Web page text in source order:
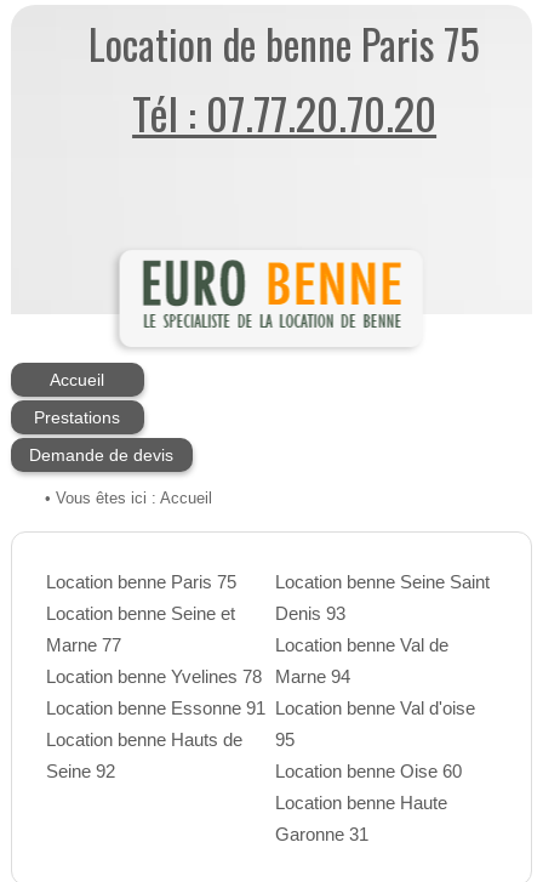
Location de benne Paris 75
Tél : 07.77.20.70.20
Accueil
Prestations
Demande de devis
• Vous êtes ici : Accueil
Location benne Paris 75
Location benne Seine et
Marne 77
Location benne Yvelines 78
Location benne Essonne 91
Location benne Hauts de
Seine 92
Location benne Seine Saint
Denis 93
Location benne Val de
Marne 94
Location benne Val d'oise
95
Location benne Oise 60
Location benne Haute
Garonne 31